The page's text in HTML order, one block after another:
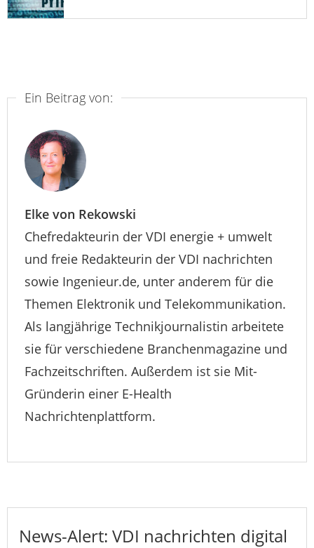
Ein Beitrag von:
Elke von Rekowski
Chefredakteurin der VDI energie + umwelt
und freie Redakteurin der VDI nachrichten
sowie Ingenieur.de, unter anderem für die
Themen Elektronik und Telekommunikation.
Als langjährige Technikjournalistin arbeitete
sie für verschiedene Branchenmagazine und
Fachzeitschriften. Außerdem ist sie Mit-
Gründerin einer E-Health
Nachrichtenplattform.
News-Alert: VDI nachrichten digital